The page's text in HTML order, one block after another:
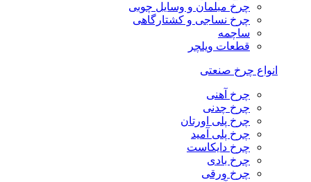
چرخ مبلمان و وسایل چوبی
چرخ نساجی و کشتارگاهی
ساچمه
قطعات ویلچر
انواع چرخ صنعتی
چرخ آهنی
چرخ چدنی
چرخ پلی اورتان
چرخ پلی آمید
چرخ دایکاست
چرخ بادی
چرخ ورقی